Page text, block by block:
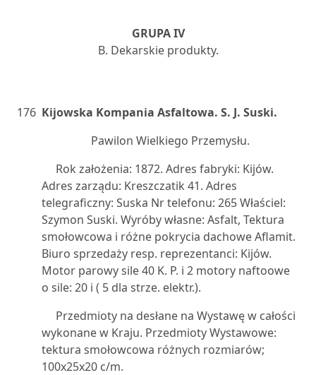
GRUPA IV
B. Dekarskie produkty.
176 Kijowska Kompania Asfaltowa. S. J. Suski.
Pawilon Wielkiego Przemysłu.
Rok założenia: 1872. Adres fabryki: Kijów.
Adres zarządu: Kreszczatik 41. Adres
telegraficzny: Suska Nr telefonu: 265 Właściel:
Szymon Suski. Wyróby własne: Asfalt, Tektura
smołowcowa i różne pokrycia dachowe Aflamit.
Biuro sprzedaży resp. reprezentanci: Kijów.
Motor parowy sile 40 K. P. i 2 motory naftoowe
o sile: 20 i ( 5 dla strze. elektr.).
Przedmioty na desłane na Wystawę w całości
wykonane w Kraju. Przedmioty Wystawowe:
tektura smołowcowa różnych rozmiarów;
100x25x20 c/m.